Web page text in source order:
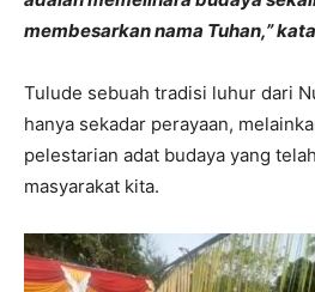
membesarkan nama Tuhan,”
Tulude sebuah tradisi luhur dari
hanya sekadar perayaan,
pelestarian adat budaya yang
masyarakat kita.